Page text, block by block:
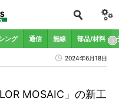
ング 通信 無線 部品/材料
2024年6月18日
MOSAIC」の新工